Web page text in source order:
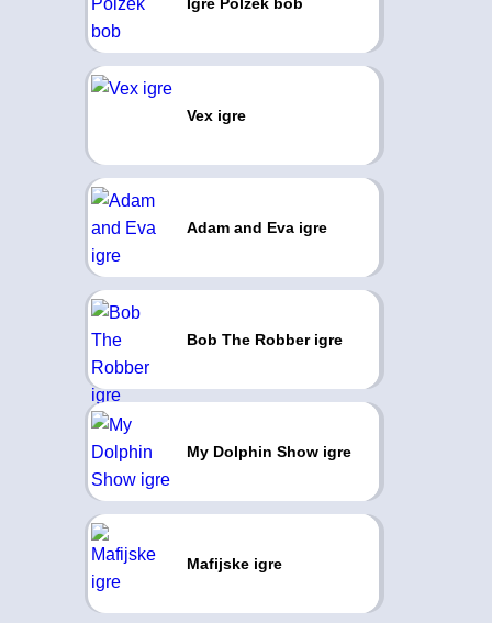
Vex igre
Adam and Eva igre
Bob The Robber igre
My Dolphin Show igre
Mafijske igre